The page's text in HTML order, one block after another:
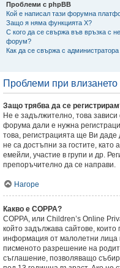
Проблеми с phpBB
Кой е написал тази форумна
Защо я няма функцията X?
С кого да се свържа във връзка с
форум?
Как да се свържа с
Проблеми при влизането
Защо трябва да се
Не е задължително, това
форума дали е нужна
това, регистрацията ще Ви
не са достъпни за гостите,
емейли, участие в групи и др.
препоръчително да се направи.
Нагоре
Какво е COPPA?
COPPA, или Children’s Online
който задължава сайтове,
информация от малолетни лица
писменото разрешение на
съглашение, позволяващо